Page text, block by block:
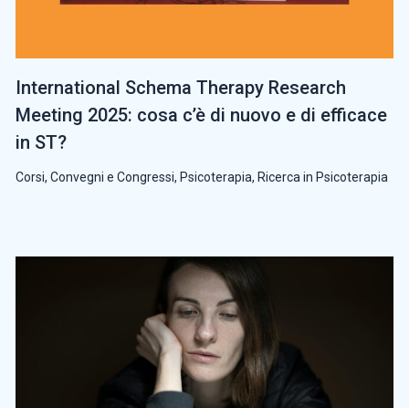
International Schema Therapy Research
Meeting 2025: cosa c’è di nuovo e di efficace
in ST?
Corsi, Convegni e Congressi, Psicoterapia, Ricerca in Psicoterapia